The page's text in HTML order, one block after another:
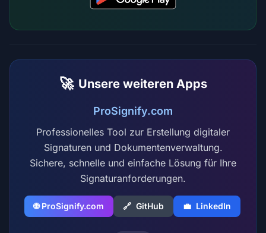
🚀 Unsere weiteren Apps
ProSignify.com
Professionelles Tool zur Erstellung digitaler
Signaturen und Dokumentenverwaltung.
Sichere, schnelle und einfache Lösung für Ihre
Signaturanforderungen.
🌐 ProSignify.com 🔗 GitHub 💼 LinkedIn